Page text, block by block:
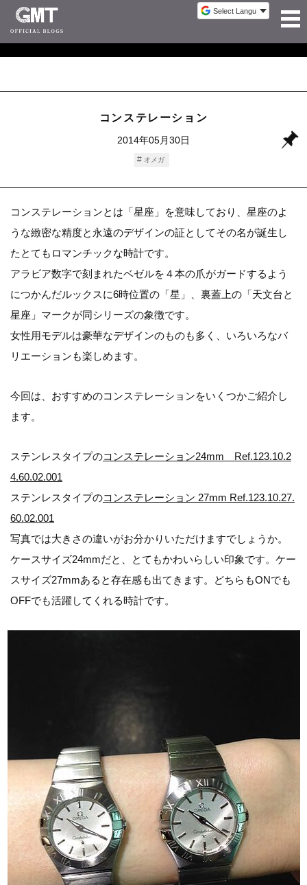
コンステレーション
2014年05月30日
オメガ
コンステレーションとは「星座」を意味しており、星座のよ
うな緻密な精度と永遠のデザインの証としてその名が誕生し
たとてもロマンチックな時計です。
アラビア数字で刻まれたベゼルを４本の爪がガードするよう
につかんだルックスに6時位置の「星」、裏蓋上の「天文台と
星座」マークが同シリーズの象徴です。
女性用モデルは豪華なデザインのものも多く、いろいろなバ
リエーションも楽しめます。
今回は、おすすめのコンステレーションをいくつかご紹介し
ます。
ステンレスタイプのコンステレーション24mm Ref.123.10.2
4.60.02.001
ステンレスタイプのコンステレーション 27mm Ref.123.10.27.
60.02.001
写真では大きさの違いがお分かりいただけますでしょうか。
ケースサイズ24mmだと、とてもかわいらしい印象です。ケー
スサイズ27mmあると存在感も出てきます。どちらもONでも
OFFでも活躍してくれる時計です。